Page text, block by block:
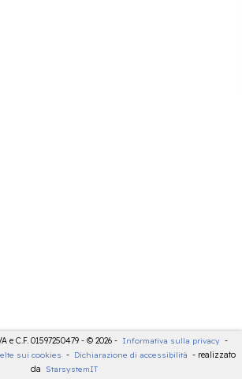
e C.F. 01597250479 - © 2026 - Informativa sulla privacy -
sui cookies - Dichiarazione di accessibilità - realizzato
da
StarsystemIT